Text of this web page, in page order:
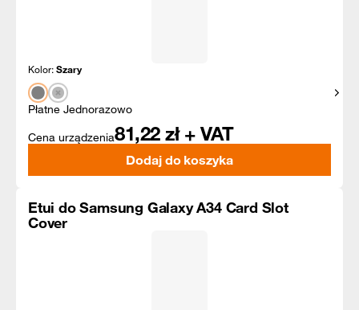
Kolor:Szary
Płatne Jednorazowo
Cena urządzenia81,22 zł + VAT
Dodaj do koszyka
Etui do Samsung Galaxy A34 Card Slot
Cover